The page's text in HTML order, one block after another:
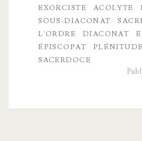
de
l’Église
EXORCISTE
ACOLYTE
SOUS-DIACONAT
L'ORDRE
DIACONAT
ÉPISCOPAT
SACERDOCE